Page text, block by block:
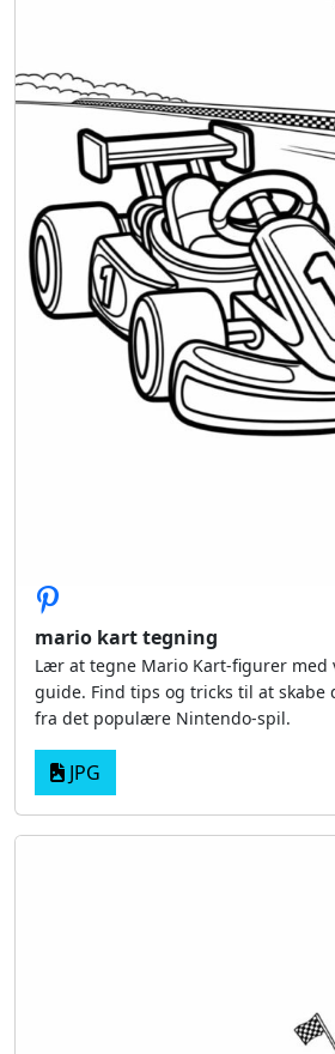
mario kart tegning
Lær at tegne Mario Kart-figurer
guide. Find tips og tricks til at
fra det populære Nintendo-spil.
JPG